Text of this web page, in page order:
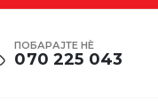
ПОБАРАЈТЕ НÈ
070 225 043